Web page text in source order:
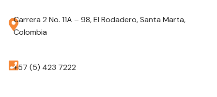
Carrera 2 No. 11A – 98, El Rodadero, Santa Marta,
Colombia
+57 (5) 423 7222